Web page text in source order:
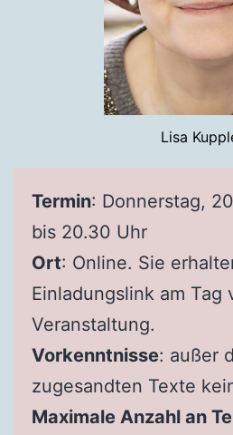
Lisa
Termin: Donnerstag,
bis 20.30 Uhr
Ort: Online. Sie
Einladungslink am Tag
Veranstaltung.
Vorkenntnisse: außer
zugesandten Texte
Maximale Anzahl an